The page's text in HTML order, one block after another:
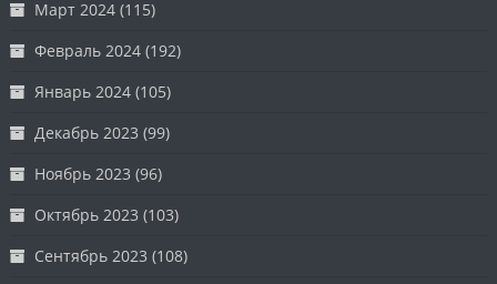
Март 2024 (115)
Февраль 2024 (192)
Январь 2024 (105)
Декабрь 2023 (99)
Ноябрь 2023 (96)
Октябрь 2023 (103)
Сентябрь 2023 (108)